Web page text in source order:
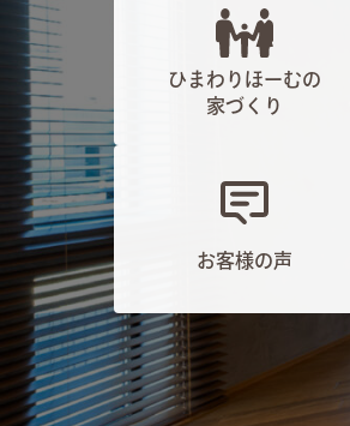
ひまわりほーむの
家づくり
お客様の声